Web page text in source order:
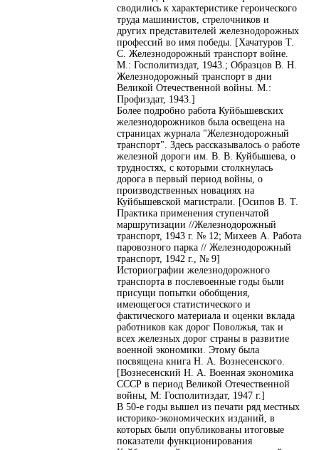
сводились к характеристике героического
труда машинистов, стрелочников и
других представителей железнодорожных
профессий во имя победы. [Хачатуров Т.
С. Железнодорожный транспорт войне.
М.: Госполитиздат, 1943.; Образцов В. Н.
Железнодорожный транспорт в дни
Великой Отечественной войны. М.:
Профиздат, 1943.]
Более подробно работа Куйбышевских
железнодорожников была освещена на
страницах журнала "Железнодорожный
транспорт". Здесь рассказывалось о работе
железной дороги им. В. В. Куйбышева, о
трудностях, с которыми столкнулась
дорога в первый период войны, о
производственных новациях на
Куйбышевской магистрали. [Осипов В. Т.
Практика применения ступенчатой
маршрутизации //Железнодорожный
транспорт, 1943 г. № 12; Михеев А. Работа
паровозного парка // Железнодорожный
транспорт, 1942 г., № 9]
Историографии железнодорожного
транспорта в послевоенные годы были
присущи попытки обобщения,
имеющегося статистического и
фактического материала и оценки вклада
работников как дорог Поволжья, так и
всех железных дорог страны в развитие
военной экономики. Этому была
посвящена книга Н. А. Вознесенского.
[Вознесенский Н. А. Военная экономика
СССР в период Великой Отечественной
войны, М: Госполитиздат, 1947 г.]
В 50-е годы вышел из печати ряд местных
историко-экономических изданий, в
которых были опубликованы итоговые
показатели функционирования